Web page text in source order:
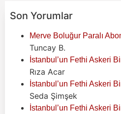
Son Yorumlar
Merve Boluğur Paralı
Tuncay B.
İstanbul’un Fethi Askeri
Rıza Acar
İstanbul’un Fethi Askeri
Seda Şimşek
İstanbul’un Fethi Askeri